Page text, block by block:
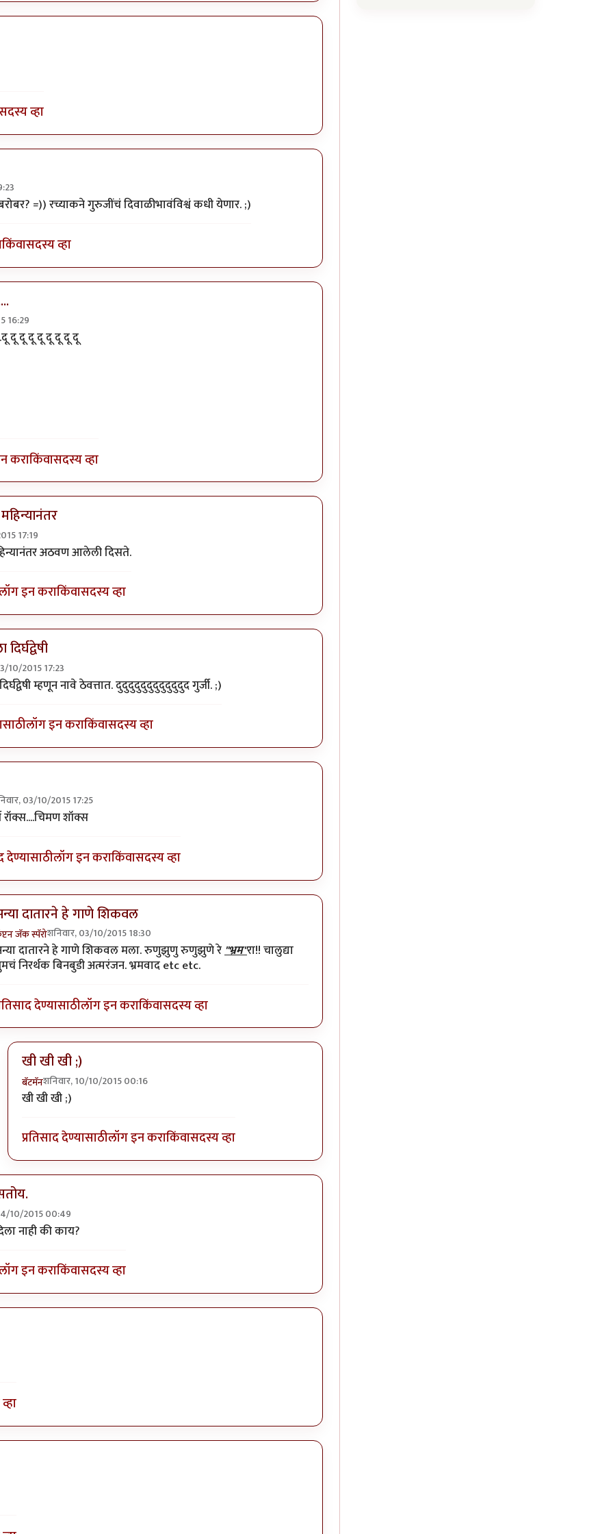
व्हा
गुर्जी. byअन्या दातार
=)) रच्याकने गुरुजींचं दिवाळीभावंविश्वं कधी येणार. ;)
किंवासदस्य व्हा
16:29
हवाय काbyकॅप्टन जॅक स्पॅरो
दू दू दू दू दू दू दू दू
कराकिंवासदस्य व्हा
17:19
byअत्रुप्त आत्मा
अठवण आलेली दिसते.
इन कराकिंवासदस्य व्हा
10/2015 17:23
जवळपास महिन्यानंतरbyप्रचेतस
म्हणून नावे ठेवत्तात. दुदुदुदुदुदुदुदुदुदुदुद गुर्जी. ;)
लॉग इन कराकिंवासदस्य व्हा
03/10/2015 17:25
toउगी दुसर्‍याला दिर्घद्वेषी
रॉक्स....चिमण शॉक्स
देण्यासाठीलॉग इन कराकिंवासदस्य व्हा
दातारने हे गाणे शिकवल
जॅक स्पॅरोशनिवार, 03/10/2015 18:30
reply to=))byप्रचेतस
दातारने हे गाणे शिकवल मला. रुणुझुणु रुणुझुणे रे"भ्रम"रा!! चालुद्या
निरर्थक बिनबुडी अत्मरंजन. भ्रमवाद etc etc.
देण्यासाठीलॉग इन कराकिंवासदस्य व्हा
खी खी खी ;)
बॅटमॅनशनिवार, 10/10/2015 00:16
In reply to
खी खी खी ;)
प्रतिसाद देण्यासाठीलॉग इन कराकिंवासदस्य व्हा
10/2015 00:49
by
नाही की काय?
इन कराकिंवासदस्य व्हा